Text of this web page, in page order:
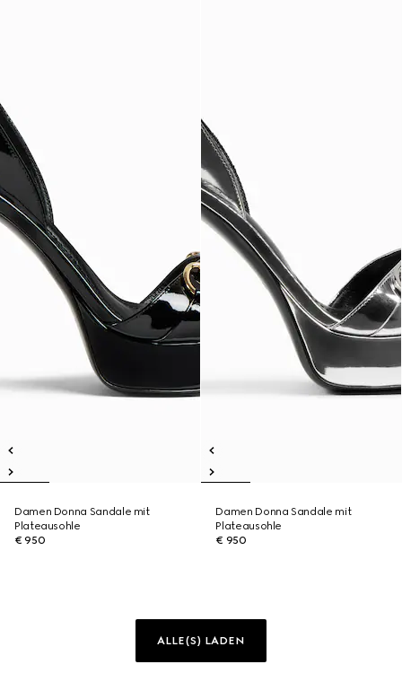
Damen Donna Sandale mit
Plateausohle
€ 950
Damen Donna Sandale mit
Plateausohle
€ 950
ALLE(S) LADEN